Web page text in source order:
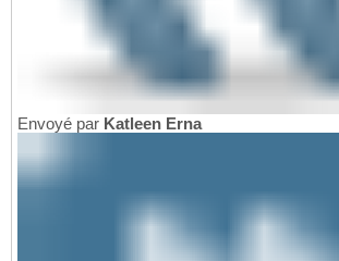
Envoyé par Katleen Erna